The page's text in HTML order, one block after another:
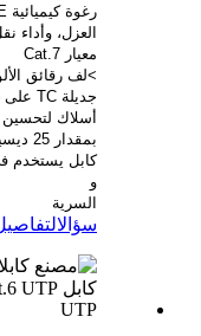
رغوة كيميائية PE
العزل، وأداء
معيار Cat.7
>لف رقائق
جديلة TC على 4p
بمقدار 25 ديسيبل من UTP
و
السرية
سؤال